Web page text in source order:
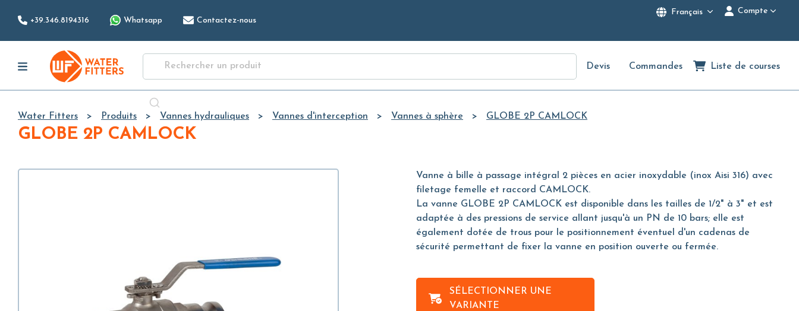
+39.346.8194316 Whatsapp Contactez-nous
Français Compte
Devis Commandes Liste de courses
Water Fitters Produits Vannes hydrauliques Vannes d'interception Vannes à sphère GLOBE 2P CAMLOCK
GLOBE 2P CAMLOCK
Vanne à bille à passage intégral 2 pièces en acier inoxydable (inox Aisi 316) avec
filetage femelle et raccord CAMLOCK.
La vanne GLOBE 2P CAMLOCK est disponible dans les tailles de 1/2" à 3" et est
adaptée à des pressions de service allant jusqu'à un PN de 10 bars; elle est
également dotée de trous pour le positionnement éventuel d'un cadenas de
sécurité permettant de fixer la vanne en position ouverte ou fermée.
SÉLECTIONNER UNE
VARIANTE